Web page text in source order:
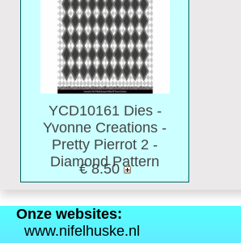
YCD10161 Dies -
Yvonne Creations -
Pretty Pierrot 2 -
Diamond Pattern
€ 8.50
Onze websites:
www.nifelhuske.nl